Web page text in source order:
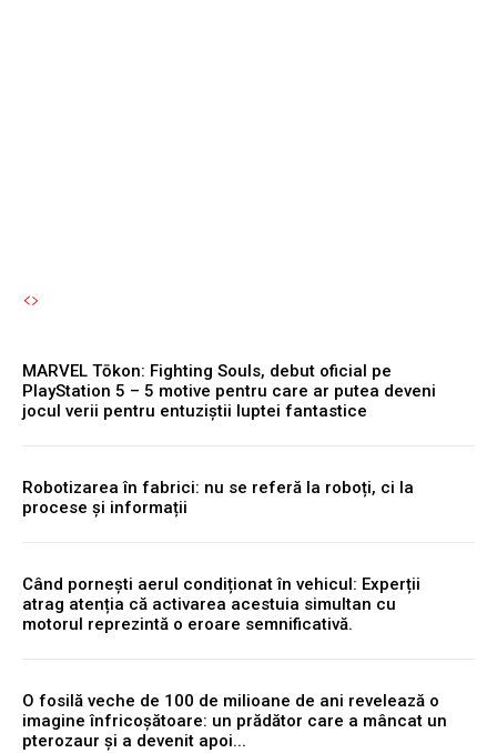
MARVEL Tōkon: Fighting Souls, debut oficial pe
PlayStation 5 – 5 motive pentru care ar putea deveni
jocul verii pentru entuziștii luptei fantastice
Robotizarea în fabrici: nu se referă la roboți, ci la
procese și informații
Când pornești aerul condiționat în vehicul: Experții
atrag atenția că activarea acestuia simultan cu
motorul reprezintă o eroare semnificativă.
O fosilă veche de 100 de milioane de ani revelează o
imagine înfricoșătoare: un prădător care a mâncat un
pterozaur și a devenit apoi...